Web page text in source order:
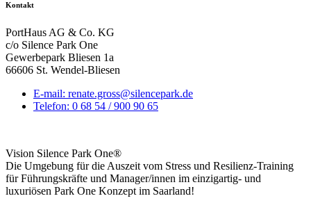
Kontakt
PortHaus AG & Co. KG
c/o Silence Park One
Gewerbepark Bliesen 1a
66606 St. Wendel-Bliesen
E-mail: renate.gross@silencepark.de
Telefon: 0 68 54 / 900 90 65
Vision Silence Park One®
Die Umgebung für die Auszeit vom Stress und Resilienz-Training
für Führungskräfte und Manager/innen im einzigartig- und
luxuriösen Park One Konzept im Saarland!